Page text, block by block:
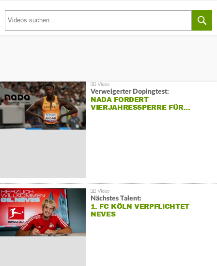
Verweigerter Dopingtest:
NADA FORDERT
VIERJAHRESSPERRE FÜR…
Nächstes Talent:
1. FC KÖLN VERPFLICHTET
NEVES